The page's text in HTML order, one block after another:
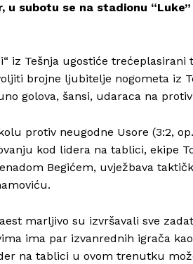
subotu se na stadionu
iz Tešnja ugostiće
brojne ljubitelje nogometa iz
golova, šansi, udaraca na
protiv neugodne Usore (3:2,
kod lidera na tablici, ekipe
Begićem, uvježbava
marljivo su izvršavali sve
ima par izvanrednih igrača
na tablici u ovom trenutku